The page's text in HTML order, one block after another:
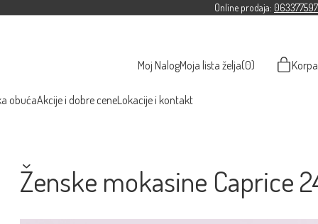
Online prodaja: 063377597
Moj NalogMoja lista želja(0) Korpa
obućaAkcije i dobre ceneLokacije i kontakt
Ženske mokasine Caprice